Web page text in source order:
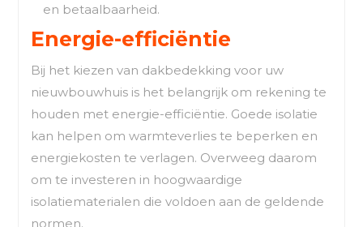
en betaalbaarheid.
Energie-efficiëntie
Bij het kiezen van dakbedekking voor uw
nieuwbouwhuis is het belangrijk om rekening te
houden met energie-efficiëntie. Goede isolatie
kan helpen om warmteverlies te beperken en
energiekosten te verlagen. Overweeg daarom
om te investeren in hoogwaardige
isolatiematerialen die voldoen aan de geldende
normen.